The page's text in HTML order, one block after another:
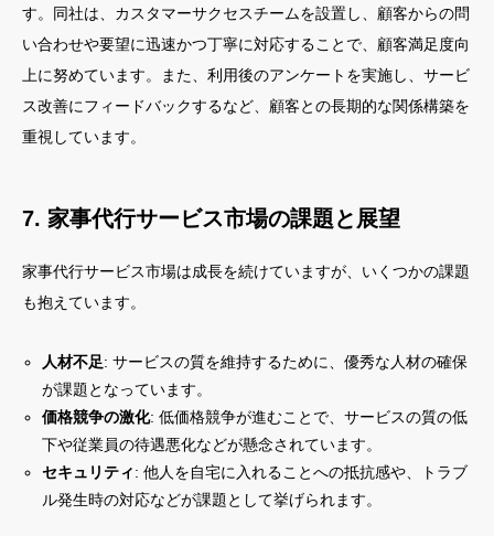
す。同社は、カスタマーサクセスチームを設置し、顧客からの問
い合わせや要望に迅速かつ丁寧に対応することで、顧客満足度向
上に努めています。また、利用後のアンケートを実施し、サービ
ス改善にフィードバックするなど、顧客との長期的な関係構築を
重視しています。
7. 家事代行サービス市場の課題と展望
家事代行サービス市場は成長を続けていますが、いくつかの課題
も抱えています。
人材不足: サービスの質を維持するために、優秀な人材の確保
が課題となっています。
価格競争の激化: 低価格競争が進むことで、サービスの質の低
下や従業員の待遇悪化などが懸念されています。
セキュリティ: 他人を自宅に入れることへの抵抗感や、トラブ
ル発生時の対応などが課題として挙げられます。